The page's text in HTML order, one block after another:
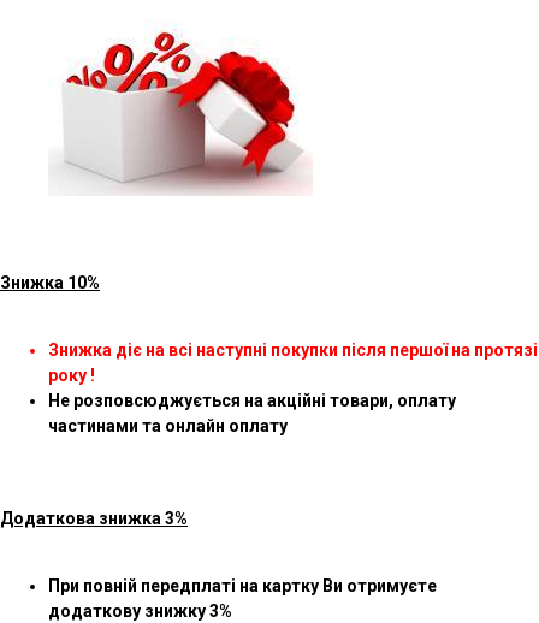
Знижка 10%
Знижка діє на всі наступні покупки після першої на протязі
року !
Не розповсюджується на акційні товари, оплату
частинами та онлайн оплату
Додаткова знижка 3%
При повній передплаті на картку Ви отримуєте
додаткову знижку 3%